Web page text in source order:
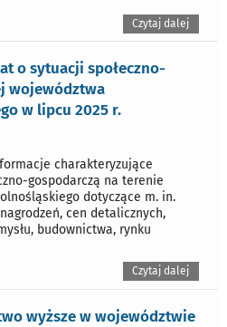
Czytaj dalej
o sytuacji społeczno-
województwa
w lipcu 2025 r.
charakteryzujące
gospodarczą na terenie
dotyczące m. in.
cen detalicznych,
budownictwa, rynku
Czytaj dalej
wyższe w województwie